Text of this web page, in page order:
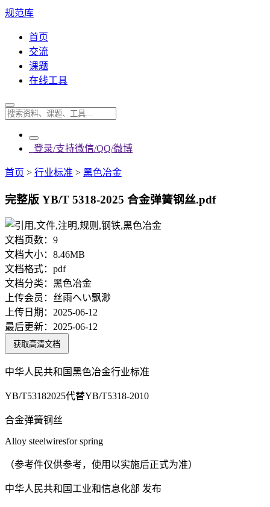
规范库
首页
交流
课题
在线工具
登录/支持微信/QQ/微博
首页 > 行业标准 > 黑色冶金
完整版 YB/T 5318-2025 合金弹簧钢丝.pdf
文档页数： 9
文档大小： 8.46MB
文档格式： pdf
文档分类： 黑色冶金
上传会员： 丝雨へい飘渺
上传日期： 2025-06-12
最后更新： 2025-06-12
获取高清文档
中华人民共和国黑色冶金行业标准
YB/T53182025代替YB/T5318-2010
合金弹簧钢丝
Alloy steelwiresfor spring
（参考件仅供参考，使用以实施后正式为准）
中华人民共和国工业和信息化部 发布